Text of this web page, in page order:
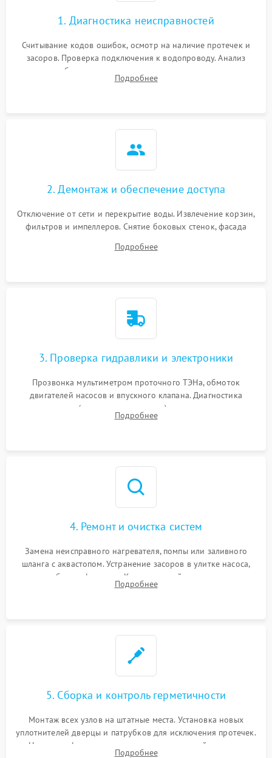
Проблемы с1. Диагностика неисправностей
Считывание кодов ошибок, осмотр на наличие протечек и
засоров. Проверка подключения к водопроводу. Анализ
жалоб на отсутствие слива, нагрева, вращения
разбрызгивателей или срабатывание системы защиты
Подробнее
2. Демонтаж и обеспечение доступа
Отключение от сети и перекрытие воды. Извлечение корзин,
фильтров и импеллеров. Снятие боковых стенок, фасада
циркуляционному насосу, ТЭНу и сливной помпе.
Подробнее
3. Проверка гидравлики и электроники
Прозвонка мультиметром проточного ТЭНа, обмоток
двигателей насосов и впускного клапана. Диагностика
прессостата (датчика уровня воды), датчика мутности,
концевика дверцы и электронного модуля управления.
Подробнее
4. Ремонт и очистка систем
Замена неисправного нагревателя, помпы или заливного
шланга с аквастопом. Устранение засоров в улитке насоса,
патрубках и фильтрах. Компонентный ремонт платы
управления, восстановление поврежденной проводки.
Подробнее
5. Сборка и контроль герметичности
Монтаж всех узлов на штатные места. Установка новых
уплотнителей дверцы и патрубков для исключения протечек.
Надежная фиксация хомутов гидравлической системы,
Подробнее